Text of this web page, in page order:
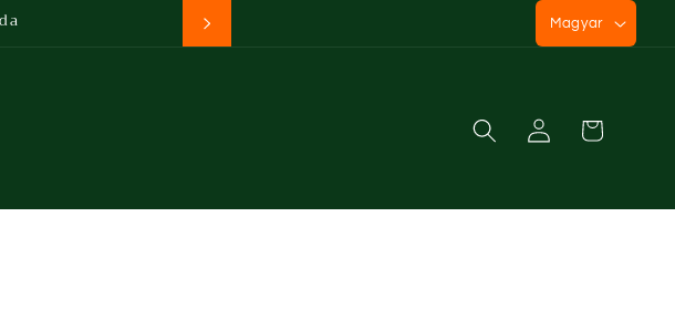
N
y
l
v
Magyar
BejelentkezésKosár